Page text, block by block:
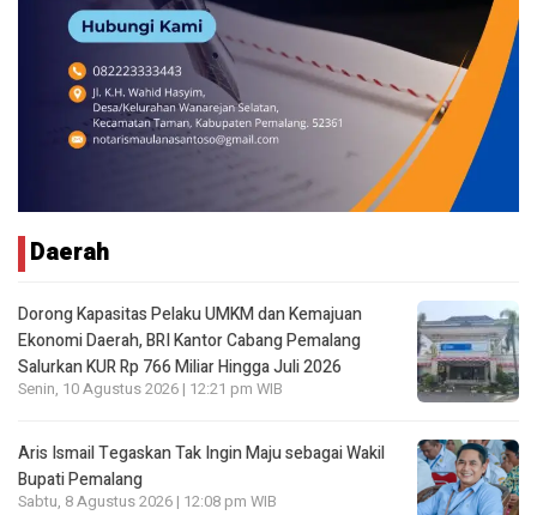
Daerah
Dorong Kapasitas Pelaku UMKM dan Kemajuan
Ekonomi Daerah, BRI Kantor Cabang Pemalang
Salurkan KUR Rp 766 Miliar Hingga Juli 2026
Senin, 10 Agustus 2026 | 12:21 pm WIB
Aris Ismail Tegaskan Tak Ingin Maju sebagai Wakil
Bupati Pemalang
Sabtu, 8 Agustus 2026 | 12:08 pm WIB